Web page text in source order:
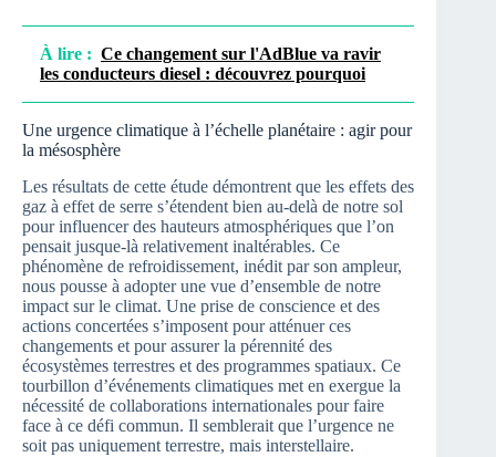
À lire : Ce changement sur l'AdBlue va ravir
les conducteurs diesel : découvrez pourquoi
Une urgence climatique à l’échelle planétaire : agir pour
la mésosphère
Les résultats de cette étude démontrent que les effets des
gaz à effet de serre s’étendent bien au-delà de notre sol
pour influencer des hauteurs atmosphériques que l’on
pensait jusque-là relativement inaltérables. Ce
phénomène de refroidissement, inédit par son ampleur,
nous pousse à adopter une vue d’ensemble de notre
impact sur le climat. Une prise de conscience et des
actions concertées s’imposent pour atténuer ces
changements et pour assurer la pérennité des
écosystèmes terrestres et des programmes spatiaux. Ce
tourbillon d’événements climatiques met en exergue la
nécessité de collaborations internationales pour faire
face à ce défi commun. Il semblerait que l’urgence ne
soit pas uniquement terrestre, mais interstellaire.